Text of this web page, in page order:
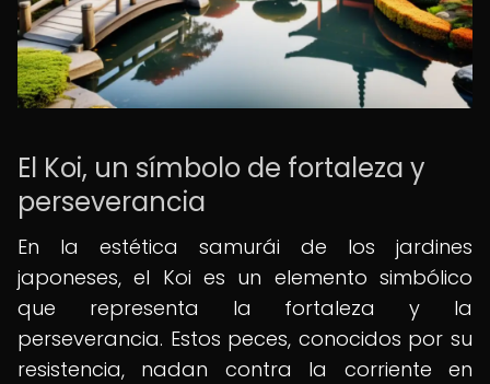
El Koi, un símbolo de fortaleza y
perseverancia
En la estética samurái de los jardines
japoneses, el Koi es un elemento simbólico
que representa la fortaleza y la
perseverancia. Estos peces, conocidos por su
resistencia, nadan contra la corriente en